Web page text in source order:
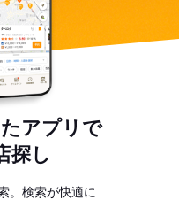
アプリで
探し
。検索が快適に